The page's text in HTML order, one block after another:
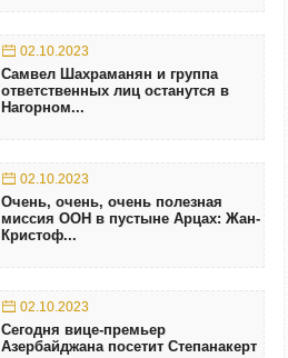
02.10.2023
Самвел Шахраманян и группа
ответственных лиц останутся в
Нагорном...
02.10.2023
Очень, очень, очень полезная
миссия ООН в пустыне Арцах: Жан-
Кристоф...
02.10.2023
Сегодня вице-премьер
Азербайджана посетит Степанакерт